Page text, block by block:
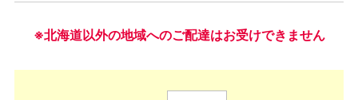
※北海道以外の地域へのご配達はお受けできません